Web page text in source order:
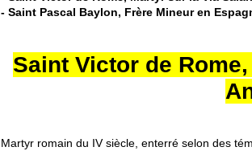
- Saint Pascal Baylon, Frère Mineur en
Saint Victor de
Martyr romain du IV siècle, enterré selon des